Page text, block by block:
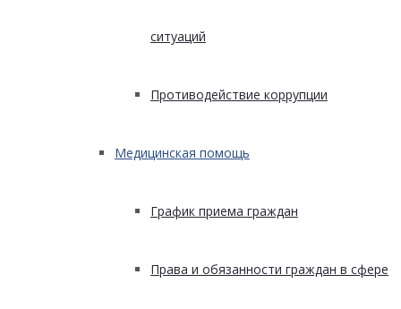
ситуаций
Противодействие коррупции
Медицинская помощь
График приема граждан
Права и обязанности граждан в сфере